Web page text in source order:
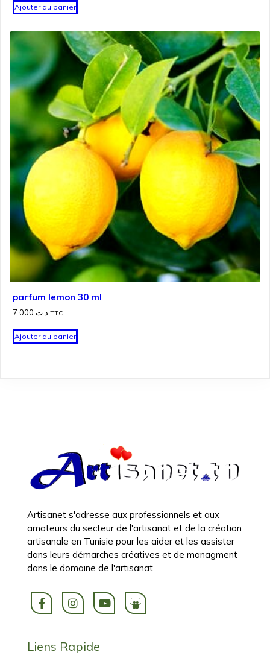
Ajouter au panier
parfum lemon 30 ml
د.ت TTC
Ajouter au panier
Artisanet s'adresse aux professionnels et aux
amateurs du secteur de l'artisanat et de la création
artisanale en Tunisie pour les aider et les assister
dans leurs démarches créatives et de managment
dans le domaine de l'artisanat.
Liens Rapide